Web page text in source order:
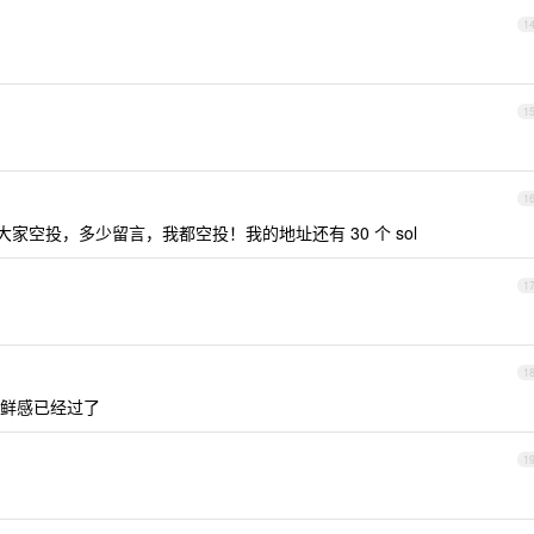
14
15
16
家空投，多少留言，我都空投！我的地址还有 30 个 sol
17
18
感已经过了
19